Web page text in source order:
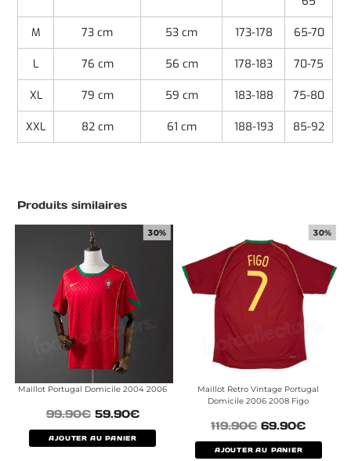
M 73 cm 53 cm 173-178 65-70
L 76 cm 56 cm 178-183 70-75
XL 79 cm 59 cm 183-188 75-80
XXL 82 cm 61 cm 188-193 85-92
Produits similaires
30%
Maillot Portugal Domicile 2004 2006
99.90€ 59.90€
AJOUTER AU PANIER
30%
Maillot Retro Vintage Portugal
Domicile 2006 2008 Figo
119.90€ 69.90€
AJOUTER AU PANIER